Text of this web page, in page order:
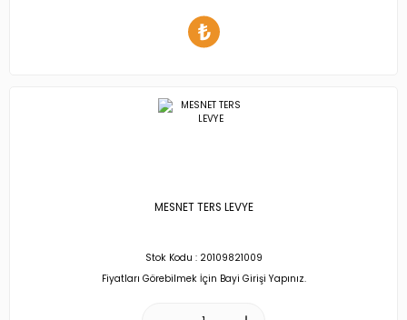
MESNET TERS LEVYE
Stok Kodu : 20109821009
Fiyatları Görebilmek İçin Bayi Girişi Yapınız.